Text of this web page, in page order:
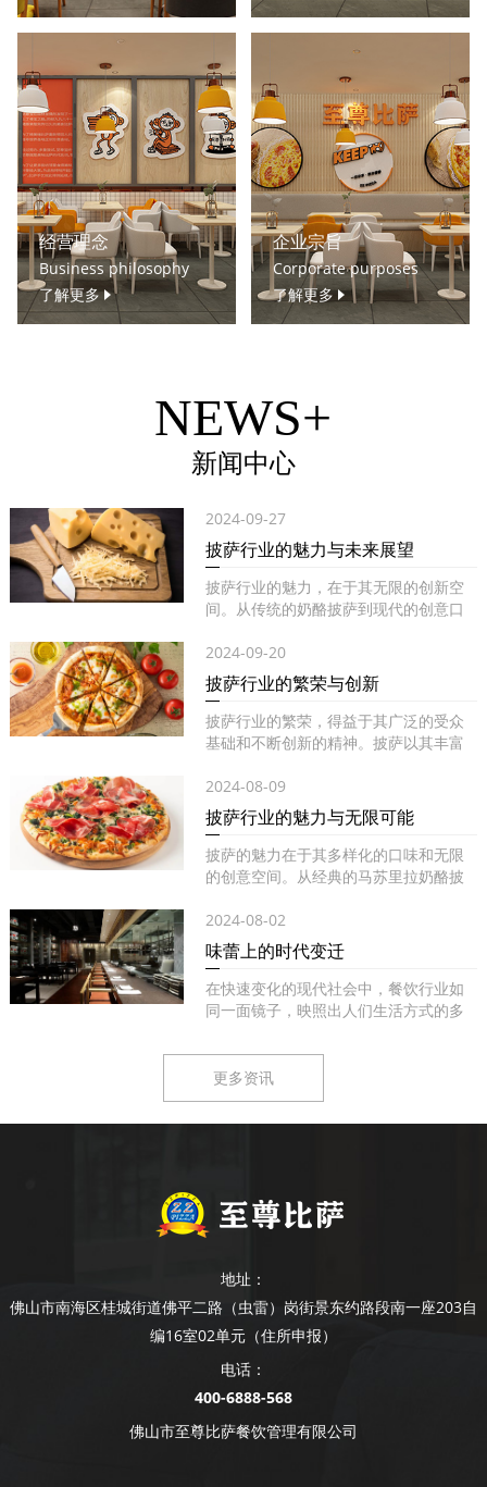
经营理念
Business philosophy
了解更多
企业宗旨
Corporate purposes
了解更多
NEWS+
新闻中心
2024-09-27
披萨行业的魅力与未来展望
披萨行业的魅力，在于其无限的创新空
间。从传统的奶酪披萨到现代的创意口
2024-09-20
披萨行业的繁荣与创新
披萨行业的繁荣，得益于其广泛的受众
基础和不断创新的精神。披萨以其丰富
2024-08-09
披萨行业的魅力与无限可能
披萨的魅力在于其多样化的口味和无限
的创意空间。从经典的马苏里拉奶酪披
2024-08-02
味蕾上的时代变迁
在快速变化的现代社会中，餐饮行业如
同一面镜子，映照出人们生活方式的多
更多资讯
地址：
佛山市南海区桂城街道佛平二路（虫雷）岗街景东约路段南一座203自
编16室02单元（住所申报）
电话：
400-6888-568
佛山市至尊比萨餐饮管理有限公司